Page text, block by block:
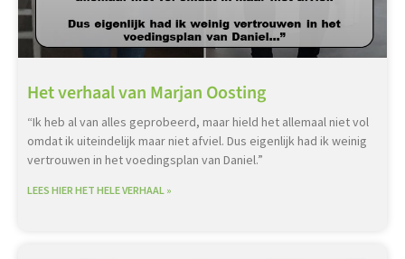
Het verhaal van Marjan Oosting
“Ik heb al van alles geprobeerd, maar hield het allemaal niet vol
omdat ik uiteindelijk maar niet afviel. Dus eigenlijk had ik weinig
vertrouwen in het voedingsplan van Daniel.”
LEES HIER HET HELE VERHAAL »